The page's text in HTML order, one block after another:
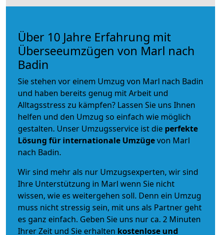
Über 10 Jahre Erfahrung mit
Überseeumzügen von Marl nach
Badin
Sie stehen vor einem Umzug von Marl nach Badin
und haben bereits genug mit Arbeit und
Alltagsstress zu kämpfen? Lassen Sie uns Ihnen
helfen und den Umzug so einfach wie möglich
gestalten. Unser Umzugsservice ist die perfekte
Lösung für internationale Umzügevon Marl
nach Badin.
Wir sind mehr als nur Umzugsexperten, wir sind
Ihre Unterstützung in Marl wenn Sie nicht
wissen, wie es weitergehen soll. Denn ein Umzug
muss nicht stressig sein, mit uns als Partner geht
es ganz einfach. Geben Sie uns nur ca. 2 Minuten
Ihrer Zeit und Sie erhalten kostenlose und